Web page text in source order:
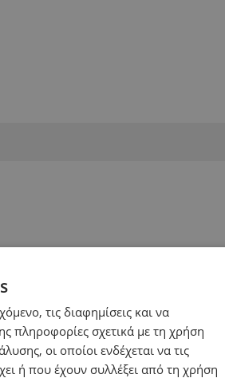
τις διαφημίσεις και να
πληροφορίες σχετικά με τη χρήση
οι οποίοι ενδέχεται να τις
ή που έχουν συλλέξει από τη χρήση